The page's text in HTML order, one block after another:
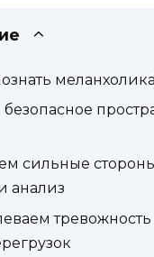
сильные
анализ
тревожность